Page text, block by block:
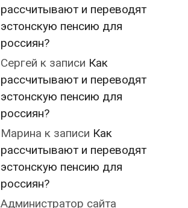
рассчитывают и переводят
эстонскую пенсию для
россиян?
Сергей к записи Как
рассчитывают и переводят
эстонскую пенсию для
россиян?
Марина к записи Как
рассчитывают и переводят
эстонскую пенсию для
россиян?
Администратор сайта